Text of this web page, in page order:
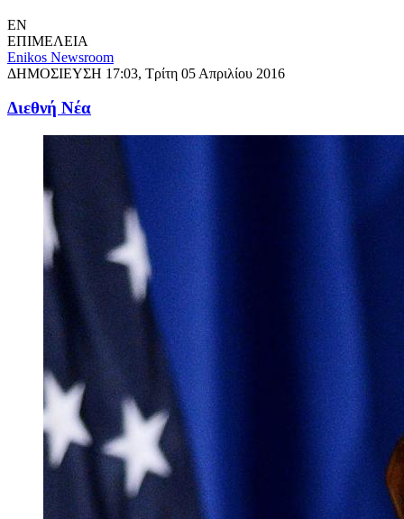
EN
ΕΠΙΜΕΛΕΙΑ
Enikos Newsroom
ΔΗΜΟΣΙΕΥΣΗ 17:03, Τρίτη 05 Απριλίου 2016
Διεθνή Νέα